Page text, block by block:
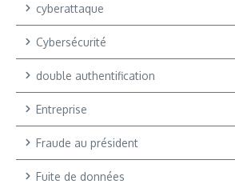
cyberattaque
Cybersécurité
double authentification
Entreprise
Fraude au président
Fuite de données